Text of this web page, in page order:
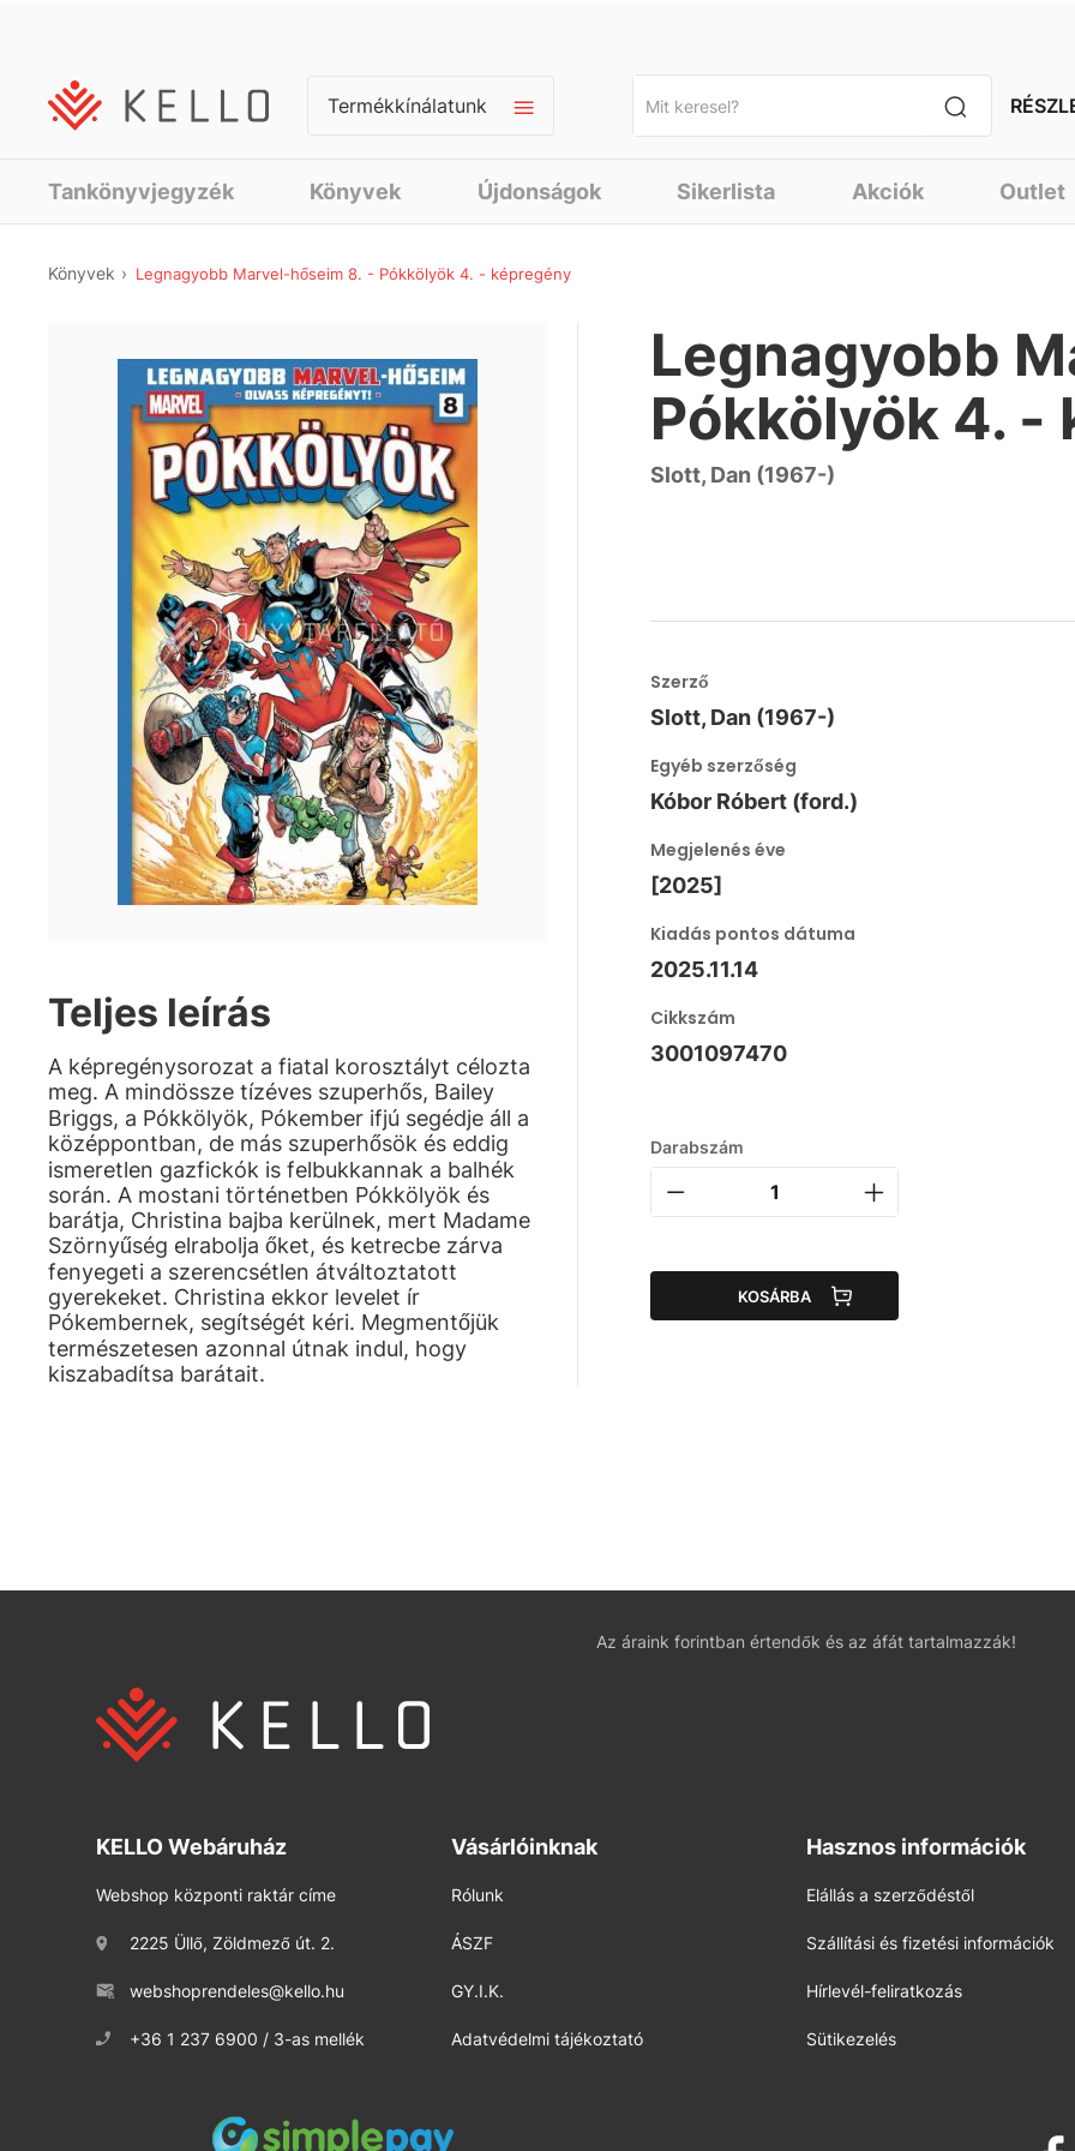
Termékkínálatunk
Tankönyvjegyzék Könyvek Újdonságok Sikerlista Akciók Outlet
Könyvek Legnagyobb Marvel-hőseim 8. - Pókkölyök 4. - képregény
Teljes leírás
A képregénysorozat a fiatal korosztályt célozta
meg. A mindössze tízéves szuperhős, Bailey
Briggs, a Pókkölyök, Pókember ifjú segédje áll a
középpontban, de más szuperhősök és eddig
ismeretlen gazfickók is felbukkannak a balhék
során. A mostani történetben Pókkölyök és
barátja, Christina bajba kerülnek, mert Madame
Szörnyűség elrabolja őket, és ketrecbe zárva
fenyegeti a szerencsétlen átváltoztatott
gyerekeket. Christina ekkor levelet ír
Pókembernek, segítségét kéri. Megmentőjük
természetesen azonnal útnak indul, hogy
kiszabadítsa barátait.
Legnagyobb
Pókkölyök 4. -
Slott, Dan (1967-)
Szerző
Slott, Dan (1967-)
Egyéb szerzőség
Kóbor Róbert (ford.)
Megjelenés éve
[2025]
Kiadás pontos dátuma
2025.11.14
Cikkszám
3001097470
Darabszám
KOSÁRBA
Az áraink forintban értendők és az áfát tartalmazzák!
KELLO Webáruház
Webshop központi raktár címe
2225 Üllő, Zöldmező út. 2.
webshoprendeles@kello.hu
+36 1 237 6900 / 3-as mellék
Vásárlóinknak
Rólunk
ÁSZF
GY.I.K.
Adatvédelmi tájékoztató
Hasznos információk
Elállás a szerződéstől
Szállítási és fizetési információk
Hírlevél-feliratkozás
Sütikezelés